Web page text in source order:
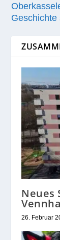
Geschichte
Neues
26. Februar